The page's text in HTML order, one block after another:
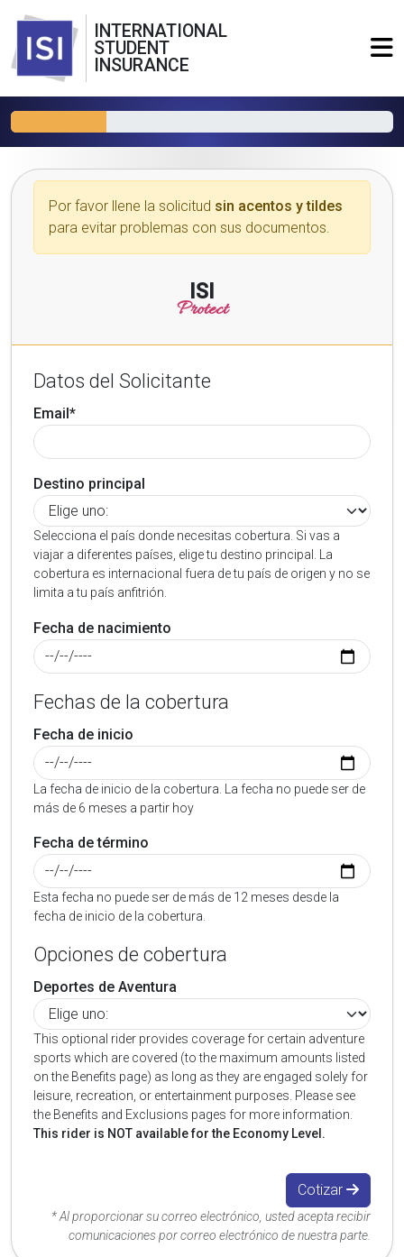
INTERNATIONAL
STUDENT
INSURANCE
Por favor llene la solicitud sin acentos y tildes
para evitar problemas con sus documentos.
ISI
Protect
Datos del Solicitante
Email*
Destino principal
Selecciona el país donde necesitas cobertura. Si vas a
viajar a diferentes países, elige tu destino principal. La
cobertura es internacional fuera de tu país de origen y no se
limita a tu país anfitrión.
Fecha de nacimiento
Fechas de la cobertura
Fecha de inicio
La fecha de inicio de la cobertura. La fecha no puede ser de
más de 6 meses a partir hoy
Fecha de término
Esta fecha no puede ser de más de 12 meses desde la
fecha de inicio de la cobertura.
Opciones de cobertura
Deportes de Aventura
This optional rider provides coverage for certain adventure
sports which are covered (to the maximum amounts listed
on the Benefits page) as long as they are engaged solely for
leisure, recreation, or entertainment purposes. Please see
the Benefits and Exclusions pages for more information.
This rider is NOT available for the Economy Level.
Cotizar
* Al proporcionar su correo electrónico, usted acepta recibir
comunicaciones por correo electrónico de nuestra parte.